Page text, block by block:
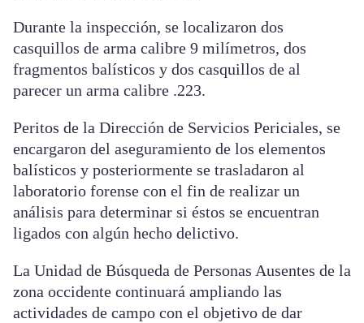
Durante la inspección, se localizaron dos
casquillos de arma calibre 9 milímetros, dos
fragmentos balísticos y dos casquillos de al
parecer un arma calibre .223.
Peritos de la Dirección de Servicios Periciales, se
encargaron del aseguramiento de los elementos
balísticos y posteriormente se trasladaron al
laboratorio forense con el fin de realizar un
análisis para determinar si éstos se encuentran
ligados con algún hecho delictivo.
La Unidad de Búsqueda de Personas Ausentes de la
zona occidente continuará ampliando las
actividades de campo con el objetivo de dar